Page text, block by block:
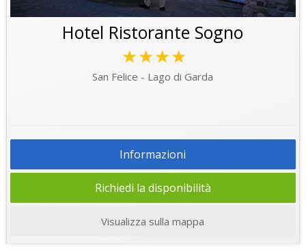
Hotel Ristorante Sogno
★★★★
San Felice - Lago di Garda
Informazioni
Richiedi la disponibilità
Visualizza sulla mappa